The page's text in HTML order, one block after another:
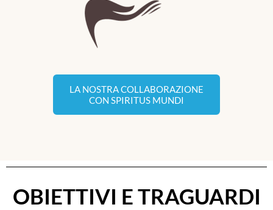
LA NOSTRA COLLABORAZIONE
CON SPIRITUS MUNDI
OBIETTIVI E TRAGUARDI